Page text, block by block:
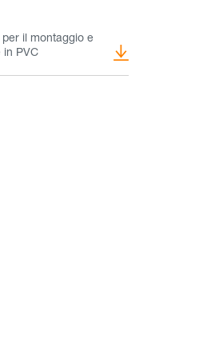
il montaggio e
in PVC